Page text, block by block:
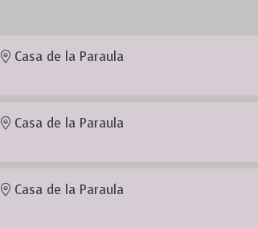
Casa de la Paraula
Casa de la Paraula
Casa de la Paraula